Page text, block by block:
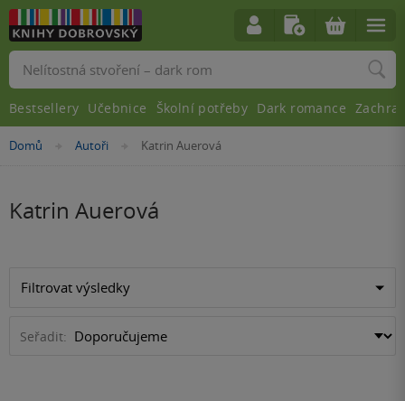
Nacházíte
Domů »Autoři »
Katrin Auerová
Katrin Auerová
Filtrovat výsledky
Seřadit:
Vyhledávání
Bestsellery Učebnice Školní potřeby Dark romance